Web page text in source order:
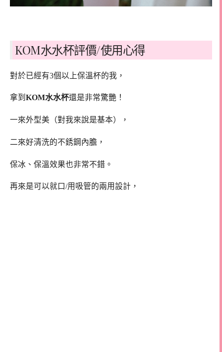
KOM水水杯評價/使用心得
對於已經有3個以上保溫杯的我，
拿到 KOM水水杯還是非常驚艷！
一來外型美（對我來說是基本），
二來好清洗的不銹鋼內膽，
保冰、保溫效果也非常不錯。
再來是可以就口/用吸管的兩用設計，